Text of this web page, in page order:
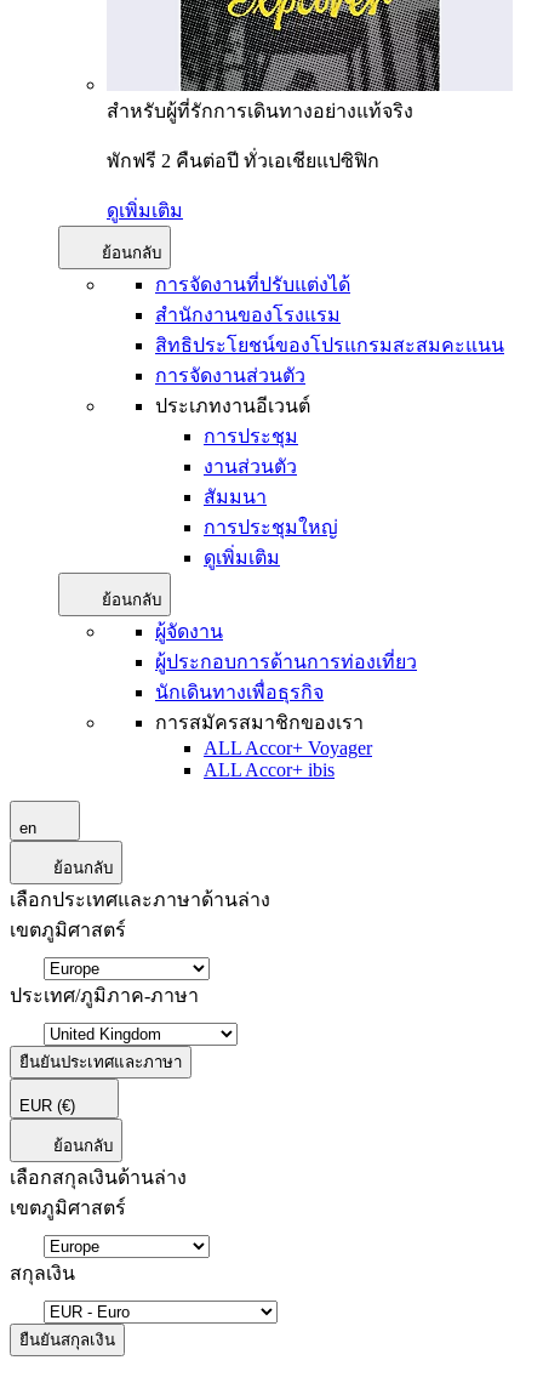
สำหรับผู้ที่รักการเดินทางอย่างแท้จริง
พักฟรี 2 คืนต่อปี ทั่วเอเชียแปซิฟิก
ดูเพิ่มเติม
ย้อนกลับ
การจัดงานที่ปรับแต่งได้
สำนักงานของโรงแรม
สิทธิประโยชน์ของโปรแกรมสะสมคะแนน
การจัดงานส่วนตัว
ประเภทงานอีเวนต์
การประชุม
งานส่วนตัว
สัมมนา
การประชุมใหญ่
ดูเพิ่มเติม
ย้อนกลับ
ผู้จัดงาน
ผู้ประกอบการด้านการท่องเที่ยว
นักเดินทางเพื่อธุรกิจ
การสมัครสมาชิกของเรา
ALL Accor+ Voyager
ALL Accor+ ibis
en
ย้อนกลับ
เลือกประเทศและภาษาด้านล่าง
เขตภูมิศาสตร์
ประเทศ/ภูมิภาค-ภาษา
ยืนยันประเทศและภาษา
EUR (€)
ย้อนกลับ
เลือกสกุลเงินด้านล่าง
เขตภูมิศาสตร์
สกุลเงิน
ยืนยันสกุลเงิน